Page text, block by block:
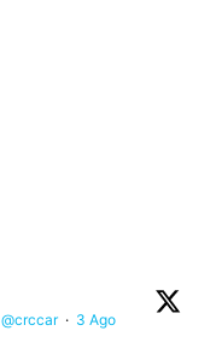
@crccar · 3 Ago